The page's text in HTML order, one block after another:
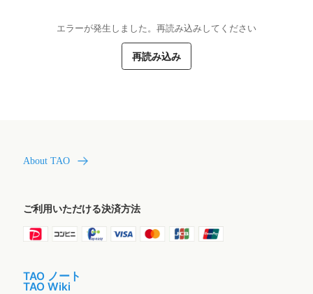
エラーが発生しました。再読み込みしてください
再読み込み
About TAO
ご利用いただける決済方法
TAO ノート
TAO Wiki